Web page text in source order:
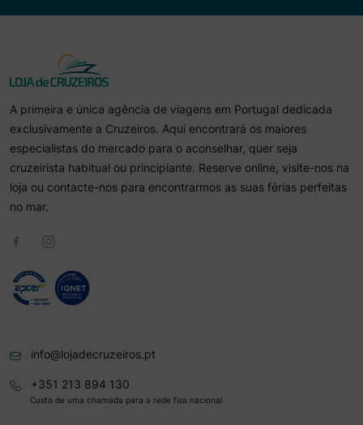
A primeira e única agência de viagens em Portugal dedicada
exclusivamente a Cruzeiros. Aqui encontrará os maiores
especialistas do mercado para o aconselhar, quer seja
cruzeirista habitual ou principiante. Reserve online, visite-nos na
loja ou contacte-nos para encontrarmos as suas férias perfeitas
no mar.
info@lojadecruzeiros.pt
+351 213 894 130
Custo de uma chamada para a rede fixa nacional